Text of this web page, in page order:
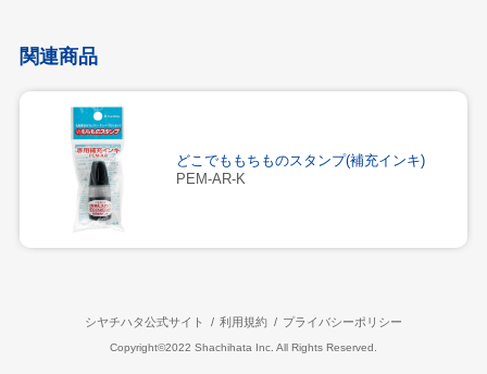
関連商品
どこでももちものスタンプ(補充インキ)
PEM-AR-K
シヤチハタ公式サイト 利用規約 プライバシーポリシー
Copyright©2022 Shachihata Inc. All Rights Reserved.